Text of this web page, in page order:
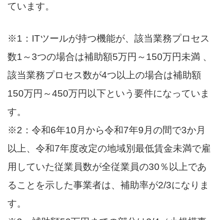
ています。
※1：ITツールが持つ機能が、該当業務プロセス
数1～3つの場合は補助額5万円～150万円未満 、
該当業務プロセス数が4つ以上の場合は補助額
150万円～450万円以下という要件になっていま
す。
※2：令和6年10月から令和7年9月の間で3か月
以上、令和7年度改定の地域別最低賃金未満で雇
用していた従業員数が全従業員の30％以上であ
ることを示した事業者は、補助率が2/3になりま
す。